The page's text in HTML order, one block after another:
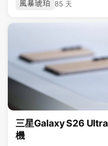
風暴琥珀 85 天
三星Galaxy S26
機